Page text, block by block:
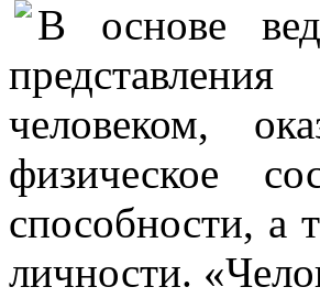
В основе
человеком,
физическое
способности, а
личности.